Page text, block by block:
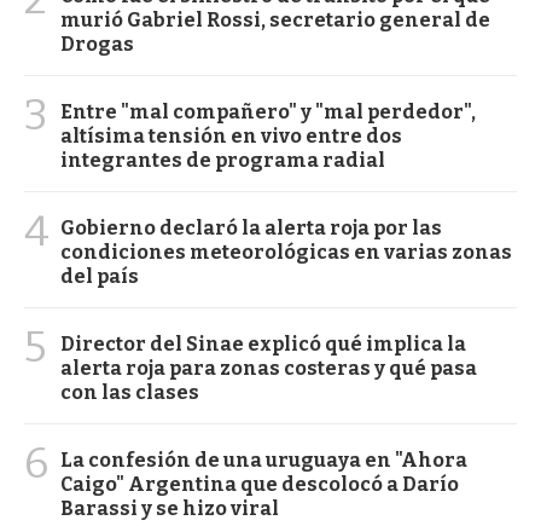
murió Gabriel Rossi, secretario general de
Drogas
3
Entre "mal compañero" y "mal perdedor",
altísima tensión en vivo entre dos
integrantes de programa radial
4 Gobierno declaró la alerta roja por las
condiciones meteorológicas en varias zonas
del país
5
Director del Sinae explicó qué implica la
alerta roja para zonas costeras y qué pasa
con las clases
6
La confesión de una uruguaya en "Ahora
Caigo" Argentina que descolocó a Darío
Barassi y se hizo viral